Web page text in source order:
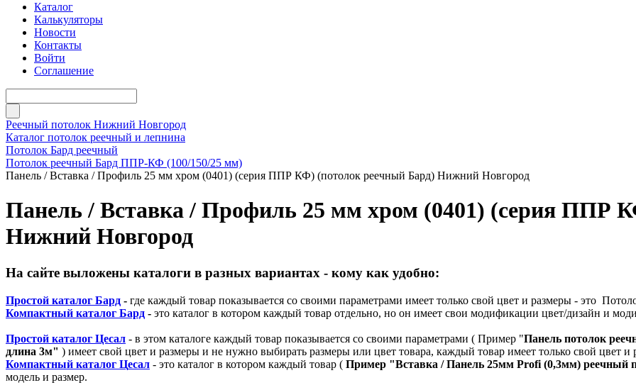
Каталог
Калькуляторы
Новости
Контакты
Войти
Соглашение
Реечный потолок Нижний Новгород
Каталог потолок реечный и лепнина
Потолок Бард реечный
Потолок реечный Бард ППР-КФ (100/150/25 мм)
Панель / Вставка / Профиль 25 мм хром (0401) (серия ППР КФ) (потолок реечный Бард) Нижний Новгород
Панель / Вставка / Профиль 25 мм хром (0401) (серия ППР
Нижний Новгород
На сайте выложены каталоги в разных вариантах - кому как удобно:
Простой каталог Бард - где каждый товар показывается со своими параметрами имеет только свой цвет и размеры - это
Компактный каталог Бард - это каталог в котором каждый товар отдельно, но он имеет свои модификации цвет/дизайн и
Простой каталог Цесал - в этом каталоге каждый товар показывается со своими параметрами ( Пример "Панель потолок
длина 3м" ) имеет свой цвет и размеры и не нужно выбирать размеры или цвет товара, каждый товар имеет только свой цвет и
Компактный каталог Цесал - это каталог в котором каждый товар ( Пример "Вставка / Панель 25мм Profi (0,3мм) реечный
модель и размер.